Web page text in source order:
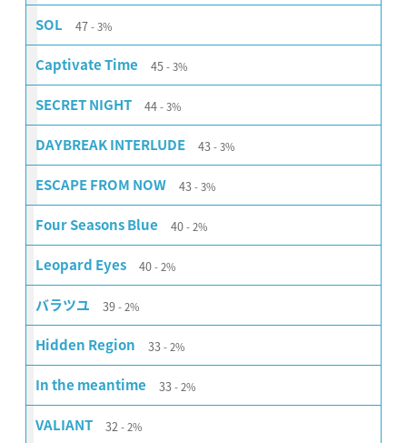
SOL 47 3%
Captivate Time 45 3%
SECRET NIGHT 44 3%
DAYBREAK INTERLUDE 43 3%
ESCAPE FROM NOW 43 3%
Four Seasons Blue 40 2%
Leopard Eyes 40 2%
バラツユ 39 2%
Hidden Region 33 2%
In the meantime 33 2%
VALIANT 32 2%